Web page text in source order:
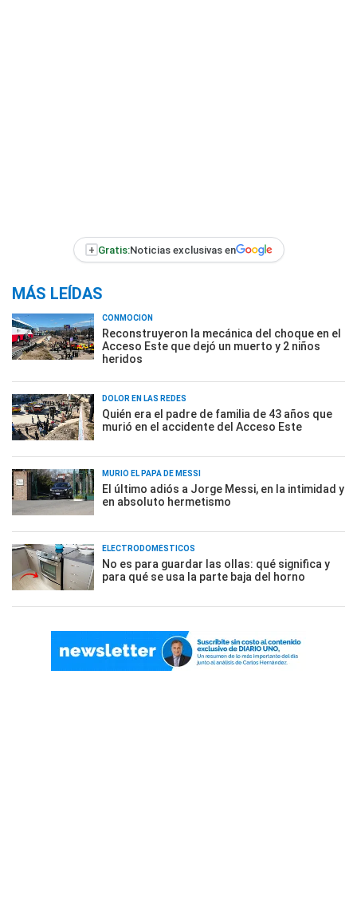
+ Gratis:Noticias exclusivas en
MÁS LEÍDAS
CONMOCIÓN
Reconstruyeron la mecánica del choque en el
Acceso Este que dejó un muerto y 2 niños
heridos
DOLOR EN LAS REDES
Quién era el padre de familia de 43 años que
murió en el accidente del Acceso Este
MURIÓ EL PAPÁ DE MESSI
El último adiós a Jorge Messi, en la intimidad y
en absoluto hermetismo
ELECTRODOMÉSTICOS
No es para guardar las ollas: qué significa y
para qué se usa la parte baja del horno